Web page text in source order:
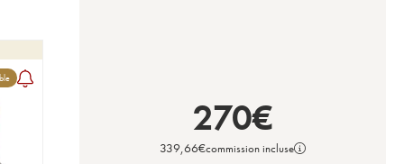
270€
339,66€commission incluse